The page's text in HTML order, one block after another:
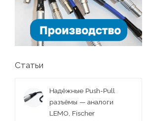
Статьи
Надёжные Push-Pull
разъёмы — аналоги
LEMO, Fischer